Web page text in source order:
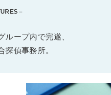
–
ループ内で完遂、
探偵事務所。